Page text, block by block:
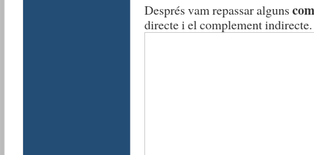
Després vam repassar alguns
directe i el complement indirecte.